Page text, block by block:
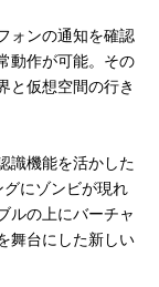
ォンの通知を確認
動作が可能。その
と仮想空間の行き
識機能を活かした
にゾンビが現れ
ルの上にバーチャ
舞台にした新しい